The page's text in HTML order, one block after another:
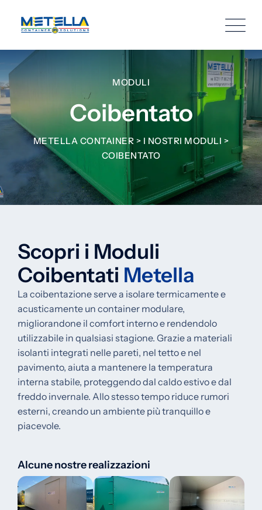
MODULI
Coibentato
METELLA CONTAINER > I NOSTRI MODULI >
COIBENTATO
Scopri i Moduli
Coibentati Metella
La coibentazione serve a isolare termicamente e
acusticamente un container modulare,
migliorandone il comfort interno e rendendolo
utilizzabile in qualsiasi stagione. Grazie a materiali
isolanti integrati nelle pareti, nel tetto e nel
pavimento, aiuta a mantenere la temperatura
interna stabile, proteggendo dal caldo estivo e dal
freddo invernale. Allo stesso tempo riduce rumori
esterni, creando un ambiente più tranquillo e
piacevole.
Alcune nostre realizzazioni